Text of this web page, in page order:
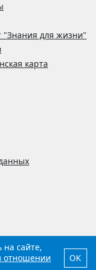
"Знания для жизни"
карта
на сайте,
отношении
OK